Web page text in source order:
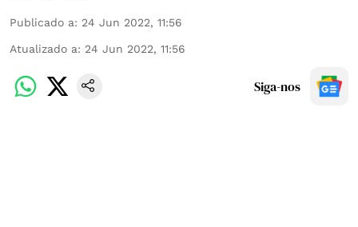
Publicado a: 24 Jun 2022, 11:56
Atualizado a: 24 Jun 2022, 11:56
Siga-nos